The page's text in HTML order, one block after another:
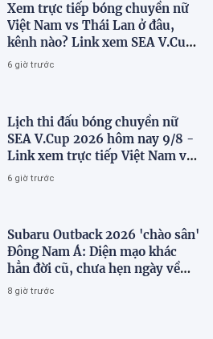
Xem trực tiếp bóng chuyền nữ
Việt Nam vs Thái Lan ở đâu,
kênh nào? Link xem SEA V.Cup
2026 mới nhất
6 giờ trước
Lịch thi đấu bóng chuyền nữ
SEA V.Cup 2026 hôm nay 9/8 -
Link xem trực tiếp Việt Nam vs
Thái Lan
6 giờ trước
Subaru Outback 2026 'chào sân'
Đông Nam Á: Diện mạo khác
hẳn đời cũ, chưa hẹn ngày về
Việt Nam
8 giờ trước